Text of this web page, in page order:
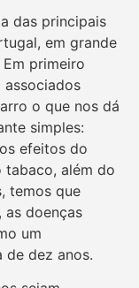
das principais
em grande
primeiro
associados
o que nos dá
simples:
efeitos do
tabaco, além do
temos que
as doenças
um
de dez anos.